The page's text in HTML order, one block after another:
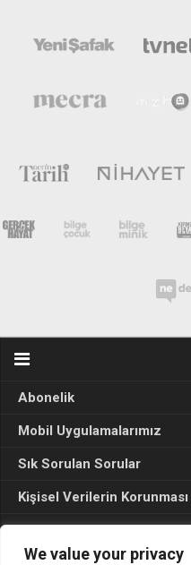
We value your privacy
Abonelik
Mobil Uygulamalarımız
Sık Sorulan Sorular
Kişisel Verilerin Korunması
Seçim Sonuçları 2024